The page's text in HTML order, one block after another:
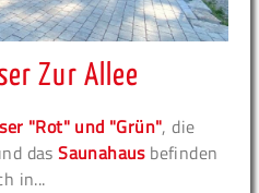
Zur Allee
"Rot" und "Grün", die
dasSaunahausbefinden
in...